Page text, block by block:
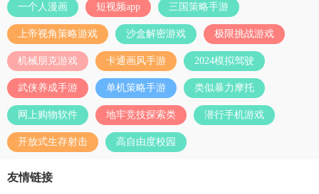
一个人漫画 短视频app 三国策略手游
上帝视角策略游戏 沙盒解密游戏 极限挑战游戏
机械朋克游戏 卡通画风手游 2024模拟驾驶
武侠养成手游 单机策略手游 类似暴力摩托
网上购物软件 地牢竞技探索类 潜行手机游戏
开放式生存射击 高自由度校园
友情链接